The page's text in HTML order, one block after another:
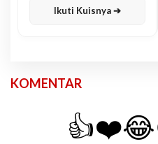
Ikuti Kuisnya ➔
KOMENTAR
👍❤️😂